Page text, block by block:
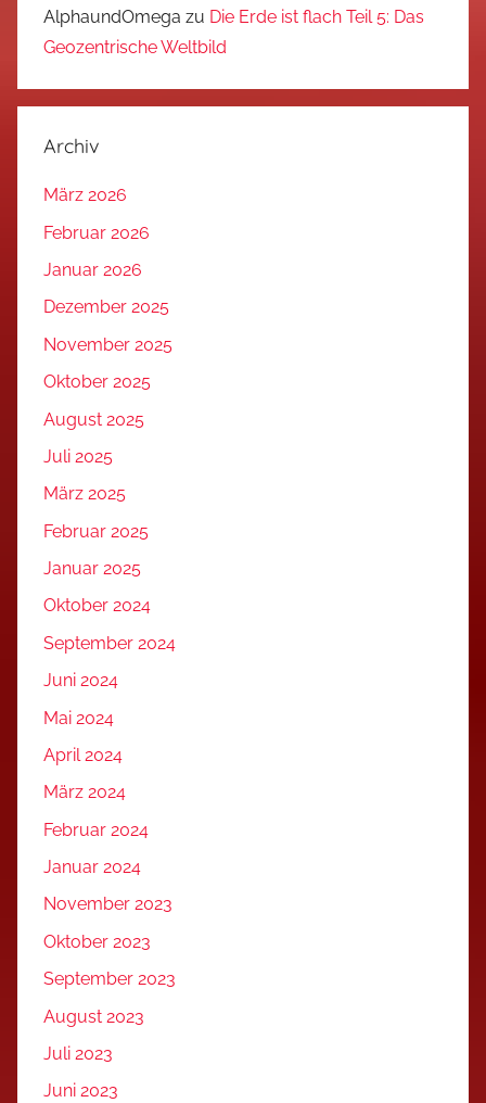
AlphaundOmega zu Die Erde ist flach Teil 5: Das
Geozentrische Weltbild
Archiv
März 2026
Februar 2026
Januar 2026
Dezember 2025
November 2025
Oktober 2025
August 2025
Juli 2025
März 2025
Februar 2025
Januar 2025
Oktober 2024
September 2024
Juni 2024
Mai 2024
April 2024
März 2024
Februar 2024
Januar 2024
November 2023
Oktober 2023
September 2023
August 2023
Juli 2023
Juni 2023